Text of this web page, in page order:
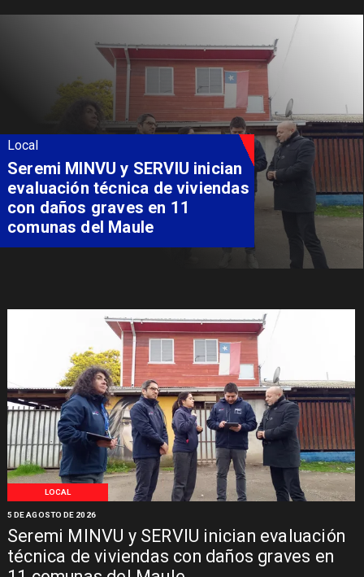
LOCAL
Seremi MINVU y SERVIU inician evaluación
técnica de viviendas con daños graves en
5 DE AGOSTO DE 2026
Local
Seremi MINVU y SERVIU inician
evaluación técnica de viviendas
con daños graves en 11
comunas del Maule